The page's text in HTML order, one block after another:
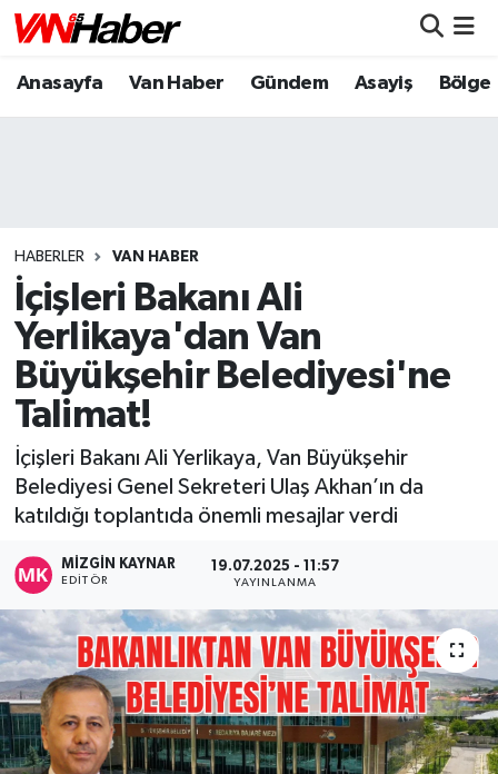
Anasayfa Van Haber Gündem Asayiş Bölge
HABERLER VAN HABER
İçişleri Bakanı Ali
Yerlikaya'dan Van
Büyükşehir Belediyesi'ne
Talimat!
İçişleri Bakanı Ali Yerlikaya, Van Büyükşehir
Belediyesi Genel Sekreteri Ulaş Akhan’ın da
katıldığı toplantıda önemli mesajlar verdi
MİZGİN KAYNAR
EDITÖR
19.07.2025 - 11:57
YAYINLANMA
Nöbetçi Eczaneler
Puan Durumu ve Fikstür
Tüm Manşetler
Son Dakika Haberleri
Haber Arşivi